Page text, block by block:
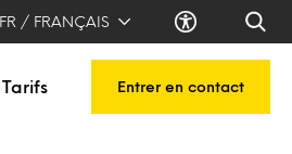
FR / FRANÇAIS
Tarifs Entrer en contact